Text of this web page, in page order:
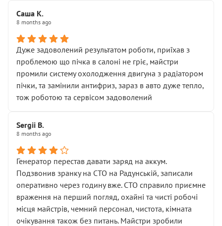
Саша К.
8 months ago
Дуже задоволений результатом роботи, приїхав з
проблемою що пічка в салоні не гріє, майстри
промили систему охолодження двигуна з радіатором
пічки, та замінили антифриз, зараз в авто дуже тепло,
тож роботою та сервісом задоволений
Sergii B.
8 months ago
Генератор перестав давати заряд на аккум.
Подзвонив зранку на СТО на Радунській, записали
оперативно через годину вже. СТО справило приємне
враження на перший погляд, охайні та чисті робочі
місця майстрів, чемний персонал, чистота, кімната
очікування також без питань. Майстри зробили